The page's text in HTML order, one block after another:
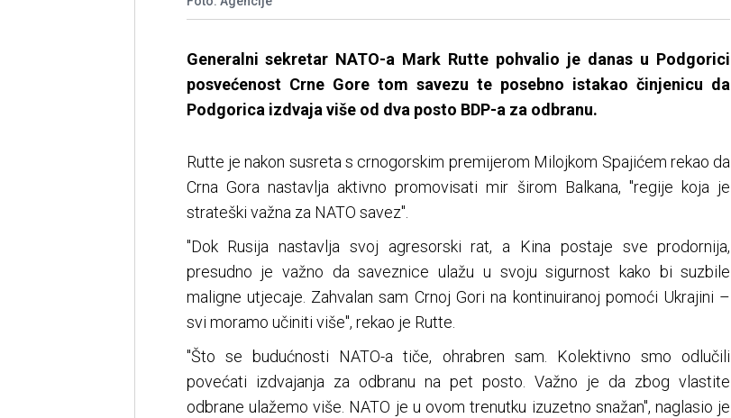
Generalni sekretar NATO-a Mark Rutte pohvalio je danas u Podgorici
posvećenost Crne Gore tom savezu te posebno istakao činjenicu da
Podgorica izdvaja više od dva posto BDP-a za odbranu.
Rutte je nakon susreta s crnogorskim premijerom Milojkom Spajićem rekao da
Crna Gora nastavlja aktivno promovisati mir širom Balkana, "regije koja je
strateški važna za NATO savez".
"Dok Rusija nastavlja svoj agresorski rat, a Kina postaje sve prodornija,
presudno je važno da saveznice ulažu u svoju sigurnost kako bi suzbile
maligne utjecaje. Zahvalan sam Crnoj Gori na kontinuiranoj pomoći Ukrajini –
svi moramo učiniti više", rekao je Rutte.
"Što se budućnosti NATO-a tiče, ohrabren sam. Kolektivno smo odlučili
povećati izdvajanja za odbranu na pet posto. Važno je da zbog vlastite
odbrane ulažemo više. NATO je u ovom trenutku izuzetno snažan", naglasio je